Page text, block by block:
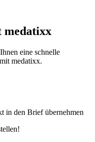
medatixx
eine schnelle
medatixx.
in den Brief übernehmen